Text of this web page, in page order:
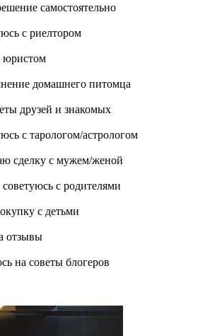
самостоятельно
с риелтором
юристом
домашнего питомца
друзей и знакомых
с тарологом/астрологом
сделку с мужем/женой
советуюсь с родителями
с детьми
отзывы
на советы блогеров